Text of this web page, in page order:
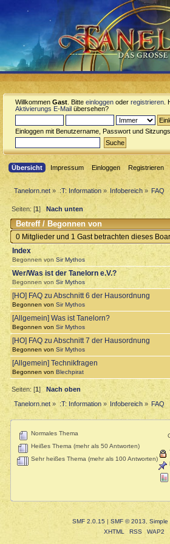
Willkommen Gast . Bitte einloggen oder registrieren
Aktivierungs E-Mail übersehen?
Einloggen mit Benutzername, Passwort und
Übersicht Impressum Einloggen Registrieren
Tanelorn.net » :T: Information» Infobereich » FAQ
Seiten: [1] Nach unten
Betreff/ Begonnen von
0 Mitglieder und 1 Gast betrachten dieses
Index
Begonnen vonSir Mythos
Wer/Was ist der Tanelorn e.V.?
Begonnen vonSir Mythos
[HO] FAQ zu Abschnitt 6 der Hausordnung
Begonnen vonSir Mythos
[Allgemein] Was ist Tanelorn?
Begonnen vonSir Mythos
[HO] FAQ zu Abschnitt 7 der Hausordnung
Begonnen vonSir Mythos
[Allgemein] Technikfragen
Begonnen von Blechpirat
Seiten: [1] Nach oben
Tanelorn.net» :T: Information» Infobereich » FAQ
Normales Thema
Heißes Thema (mehr als 50 Antworten)
Sehr heißes Thema (mehr als 100 Antworten)
SMF 2.0.15| SMF © 2013, Simple
XHTML
RSS WAP2